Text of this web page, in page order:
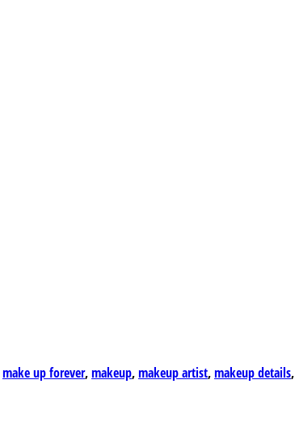
make up forever,makeup,makeup artist,makeup details,